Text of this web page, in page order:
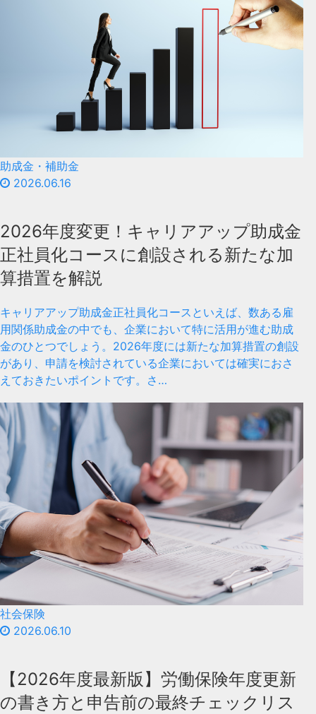
助成金・補助金
2026.06.16
2026年度変更！キャリアアップ助成金
正社員化コースに創設される新たな加
算措置を解説
キャリアアップ助成金正社員化コースといえば、数ある雇
用関係助成金の中でも、企業において特に活用が進む助成
金のひとつでしょう。2026年度には新たな加算措置の創設
があり、申請を検討されている企業においては確実におさ
えておきたいポイントです。さ…
社会保険
2026.06.10
【2026年度最新版】労働保険年度更新
の書き方と申告前の最終チェックリス